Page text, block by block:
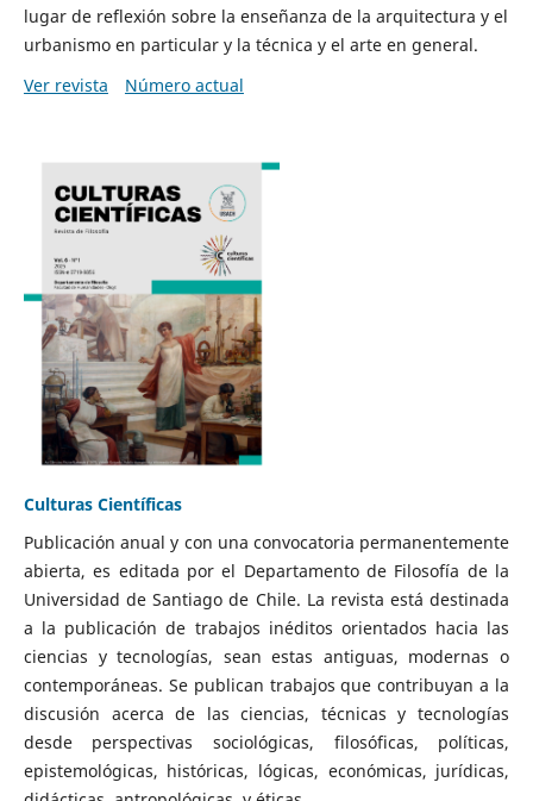
lugar de reflexión sobre la enseñanza de la arquitectura y el
urbanismo en particular y la técnica y el arte en general.
Ver revista
Número actual
Culturas Científicas
Publicación anual y con una convocatoria permanentemente
abierta, es editada por el Departamento de Filosofía de la
Universidad de Santiago de Chile. La revista está destinada
a la publicación de trabajos inéditos orientados hacia las
ciencias y tecnologías, sean estas antiguas, modernas o
contemporáneas. Se publican trabajos que contribuyan a la
discusión acerca de las ciencias, técnicas y tecnologías
desde perspectivas sociológicas, filosóficas, políticas,
epistemológicas, históricas, lógicas, económicas, jurídicas,